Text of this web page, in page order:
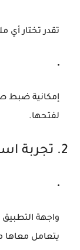
تقدر تختار
إمكانية ضبط
لفتحها.
2. تجربة استخدام بسيطة وسلسة
واجهة
يتعامل معاها